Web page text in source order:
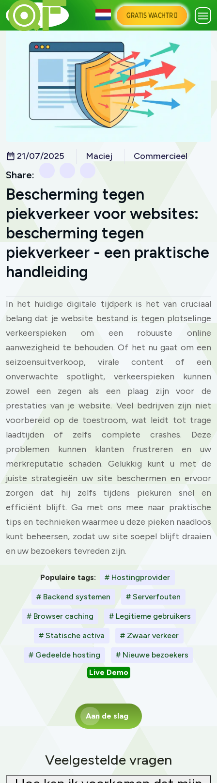
GRATIS WACHTRIJ
21/07/2025 Maciej Commercieel
Share:
Bescherming tegen
piekverkeer voor websites:
bescherming tegen
piekverkeer - een praktische
handleiding
In het huidige digitale tijdperk is het van cruciaal
belang dat je website bestand is tegen plotselinge
verkeerspieken om een robuuste online
aanwezigheid te behouden. Of het nu gaat om een
seizoensuitverkoop, virale content of een
onverwachte spotlight, verkeerspieken kunnen
zowel een zegen als een plaag zijn voor de
prestaties van je website. Veel bedrijven zijn niet
voorbereid op de toestroom, wat leidt tot trage
laadtijden of zelfs complete crashes. Deze
problemen kunnen klanten frustreren en uw
merkreputatie schaden. Gelukkig kunt u met de
juiste strategieën uw site beschermen en ervoor
zorgen dat hij zelfs tijdens piekuren snel en
efficiënt blijft. Ga met ons mee naar praktische
tips en technieken waarmee u deze pieken naadloos
kunt beheersen, zodat uw site soepel blijft draaien
en uw bezoekers tevreden zijn.
Populaire tags: # Hostingprovider
# Backend systemen # Serverfouten
# Browser caching # Legitieme gebruikers
# Statische activa # Zwaar verkeer
# Gedeelde hosting
# Nieuwe bezoekers
Live Demo
Aan de slag
Veelgestelde vragen